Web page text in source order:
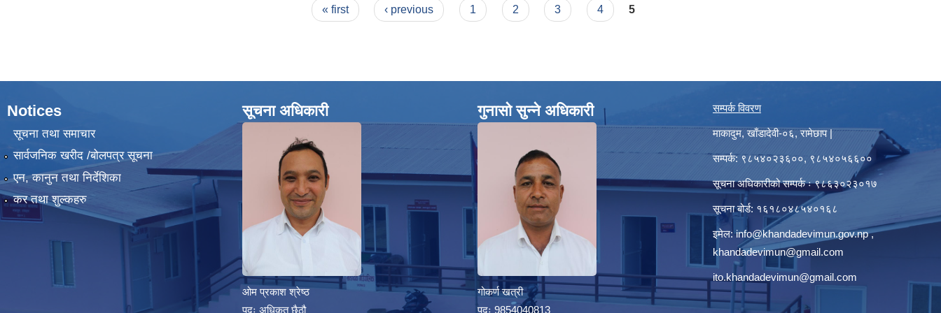
« first ‹ previous 1 2 3 4 5
Notices
सूचना तथा समाचार
सार्वजनिक खरीद /बोलपत्र सूचना
एन, कानुन तथा निर्देशिका
कर तथा शुल्कहरु
सूचना अधिकारी
ओम प्रकाश श्रेष्ठ
पदः अधिकृत छैठौ
गुनासो सुन्ने अधिकारी
गोकर्ण खत्री
पदः 9854040813
सम्पर्क विवरण
माकादुम, खाँडादेवी-०६, रामेछाप |
सम्पर्क: ९८५४०२३६००, ९८५४०५६६००
सूचना अधिकारीको सम्पर्क ः ९८६३०२३०१७
सूचना बोर्ड: १६१८०४८५४०१६८
इमेल:info@khandadevimun.gov.np,
khandadevimun@gmail.com
ito.khandadevimun@gmail.com